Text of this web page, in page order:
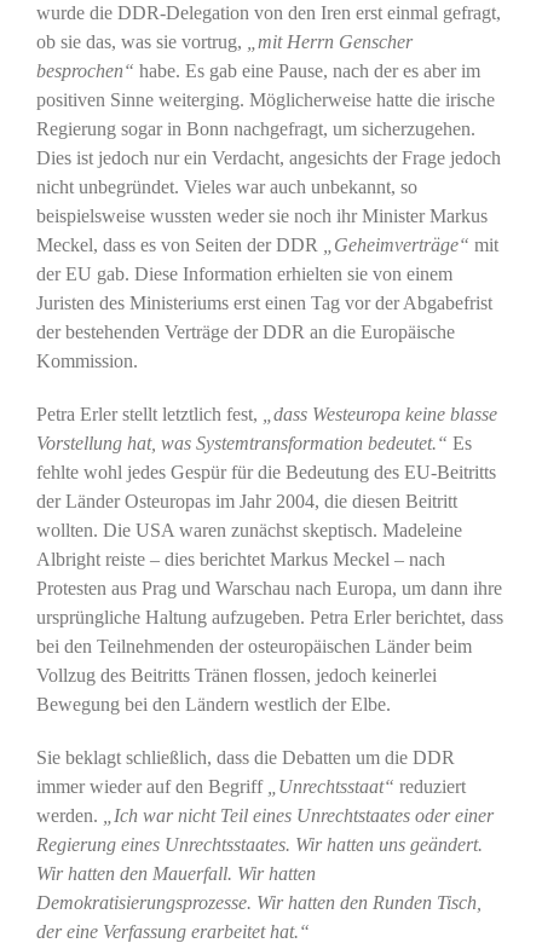
wurde die DDR-Delegation von den Iren erst einmal gefragt,
ob sie das, was sie vortrug,
„mit Herrn Genscher
besprochen“ habe. Es gab eine Pause, nach der es aber im
positiven Sinne weiterging. Möglicherweise hatte die irische
Regierung sogar in Bonn nachgefragt, um sicherzugehen.
Dies ist jedoch nur ein Verdacht, angesichts der Frage jedoch
nicht unbegründet. Vieles war auch unbekannt, so
beispielsweise wussten weder sie noch ihr Minister Markus
Meckel, dass es von Seiten der DDR
„Geheimverträge“ mit
der EU gab. Diese Information erhielten sie von einem
Juristen des Ministeriums erst einen Tag vor der Abgabefrist
der bestehenden Verträge der DDR an die Europäische
Kommission.
Petra Erler stellt letztlich fest,
„dass Westeuropa keine blasse
Vorstellung hat, was Systemtransformation bedeutet.“ Es
fehlte wohl jedes Gespür für die Bedeutung des EU-Beitritts
der Länder Osteuropas im Jahr 2004, die diesen Beitritt
wollten. Die USA waren zunächst skeptisch. Madeleine
Albright reiste – dies berichtet Markus Meckel – nach
Protesten aus Prag und Warschau nach Europa, um dann ihre
ursprüngliche Haltung aufzugeben. Petra Erler berichtet, dass
bei den Teilnehmenden der osteuropäischen Länder beim
Vollzug des Beitritts Tränen flossen, jedoch keinerlei
Bewegung bei den Ländern westlich der Elbe.
Sie beklagt schließlich, dass die Debatten um die DDR
immer wieder auf den Begriff
„Unrechtsstaat“ reduziert
werden.
„Ich war nicht Teil eines Unrechtstaates oder einer
Regierung eines Unrechtsstaates. Wir hatten uns geändert.
Wir hatten den Mauerfall. Wir hatten
Demokratisierungsprozesse. Wir hatten den Runden Tisch,
der eine Verfassung erarbeitet hat.“